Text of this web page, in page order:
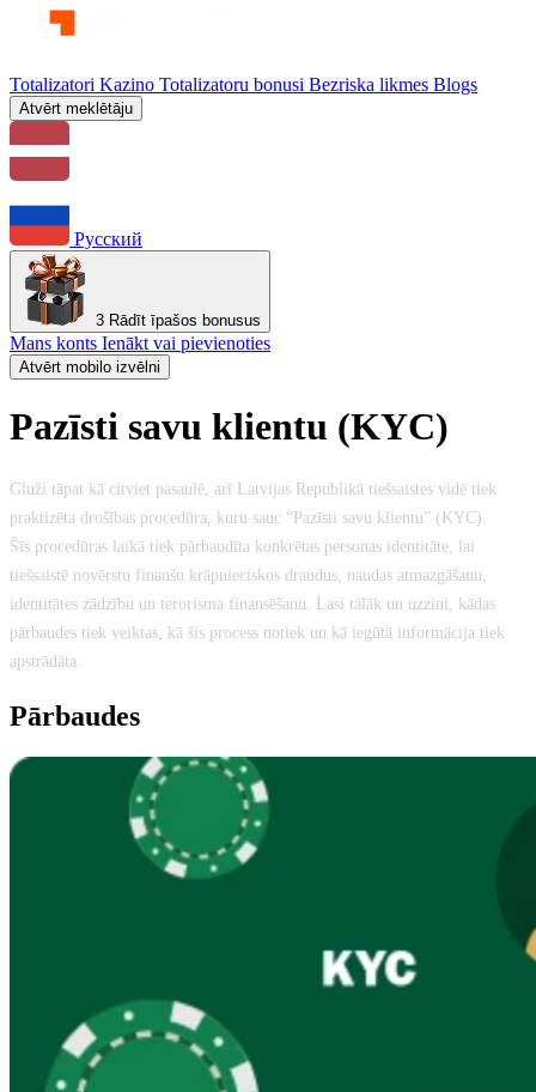
Totalizatori Kazino Totalizatoru bonusi Bezriska likmes Blogs
Atvērt meklētāju
Русский
3 Rādīt īpašos bonusus
Mans konts Ienākt vai pievienoties
Atvērt mobilo izvēlni
Pazīsti savu klientu (KYC)
Gluži tāpat kā citviet pasaulē, arī Latvijas Republikā tiešsaistes vidē tiek
praktizēta drošības procedūra, kuru sauc “Pazīsti savu klientu” (KYC).
Šīs procedūras laikā tiek pārbaudīta konkrētas personas identitāte, lai
tiešsaistē novērstu finanšu krāpnieciskos draudus, naudas atmazgāšanu,
identitātes zādzību un terorisma finansēšanu. Lasi tālāk un uzzini, kādas
pārbaudes tiek veiktas, kā šis process notiek un kā iegūtā informācija tiek
apstrādāta.
Pārbaudes